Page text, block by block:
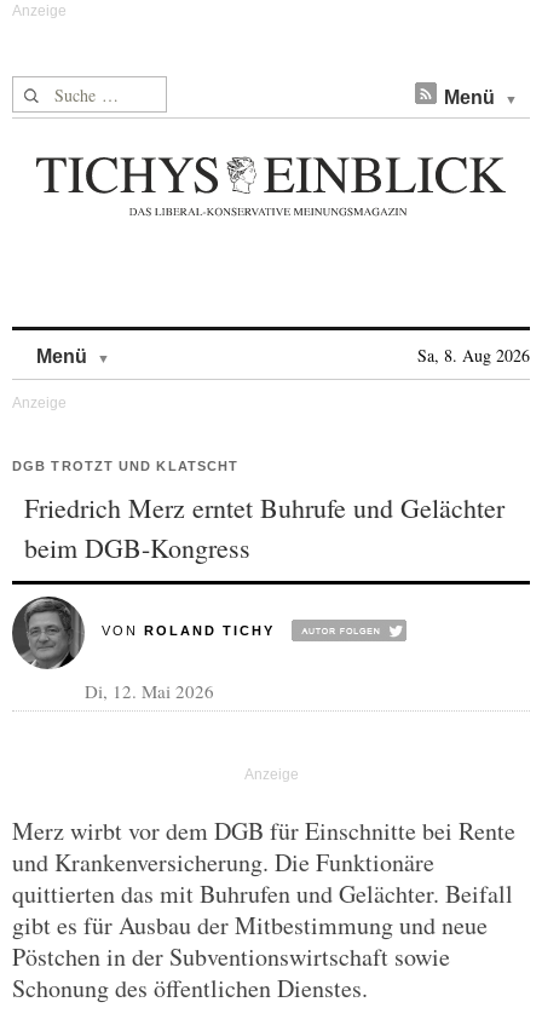
Suche nach: Menü
Menü Sa, 8. Aug 2026
DGB TROTZT UND KLATSCHT
Friedrich Merz erntet Buhrufe und Gelächter
beim DGB-Kongress
VON ROLAND TICHY
Di, 12. Mai 2026
Merz wirbt vor dem DGB für Einschnitte bei Rente
und Krankenversicherung. Die Funktionäre
quittierten das mit Buhrufen und Gelächter. Beifall
gibt es für Ausbau der Mitbestimmung und neue
Pöstchen in der Subventionswirtschaft sowie
Schonung des öffentlichen Dienstes.